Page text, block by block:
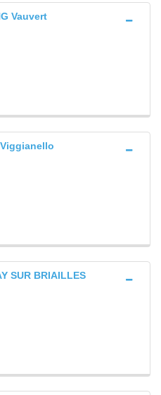
Vauvert
Viggianello
SUR BRIAILLES